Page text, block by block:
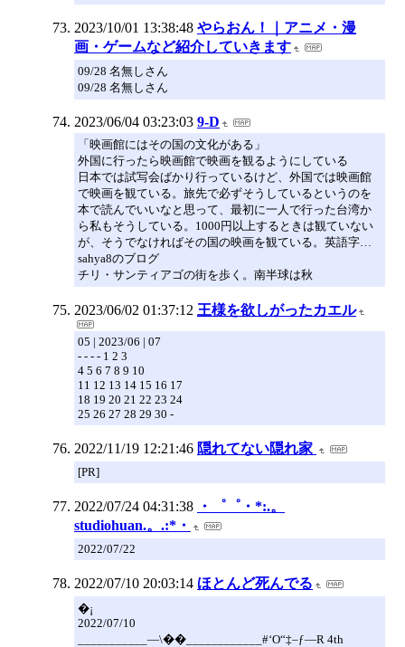
2023/10/01 13:38:48 やらおん！｜アニメ・漫
画・ゲームなど紹介していきます
09/28 名無しさん
09/28 名無しさん
2023/06/04 03:23:03 9-D
「映画館にはその国の文化がある」
外国に行ったら映画館で映画を観るようにしている
日本では試写会ばかり行っているけど、外国では映画館
で映画を観ている。旅先で必ずそうしているというのを
本で読んでいいなと思って、最初に一人で行った台湾か
ら私もそうしている。1000円以上するときは観ていない
が、そうでなければその国の映画を観ている。英語字…
sahya8のブログ
チリ・サンティアゴの街を歩く。南半球は秋
2023/06/02 01:37:12 王様を欲しがったカエル
05 | 2023/06 | 07
- - - - 1 2 3
4 5 6 7 8 9 10
11 12 13 14 15 16 17
18 19 20 21 22 23 24
25 26 27 28 29 30 -
2022/11/19 12:21:46 隠れてない隠れ家
[PR]
2022/07/24 04:31:38
・゜゜・*:.。
studiohuan.。.:*・
2022/07/22
2022/07/10 20:03:14 ほとんど死んでる
�¡
2022/07/10
___________—\��____________#‘O“‡–ƒ—R 4th